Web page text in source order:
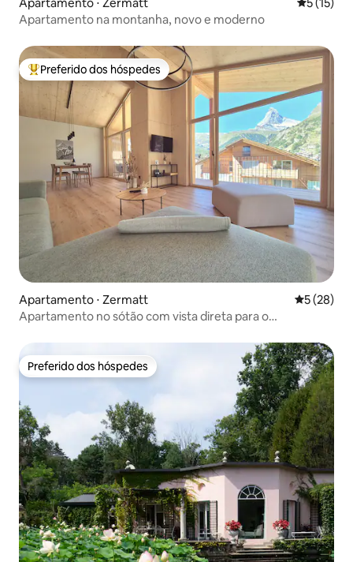
Apartamento na montanha, novo e moderno
Entre os melhores preferidos dos hóspedes
Preferido dos hóspedes
Apartamento ⋅ Zermatt 5 de uma
5 (28)
Apartamento no sótão com vista direta para o
Preferido dos hóspedes
Preferido dos hóspedes